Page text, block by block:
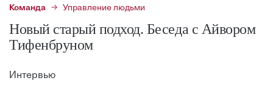
Команда Управление людьми
Новый старый подход. Беседа с Айвором
Тифенбруном
Интервью